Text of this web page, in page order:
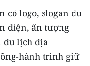
có logo, slogan du
diện, ấn tượng
du lịch địa
hành trình giữ